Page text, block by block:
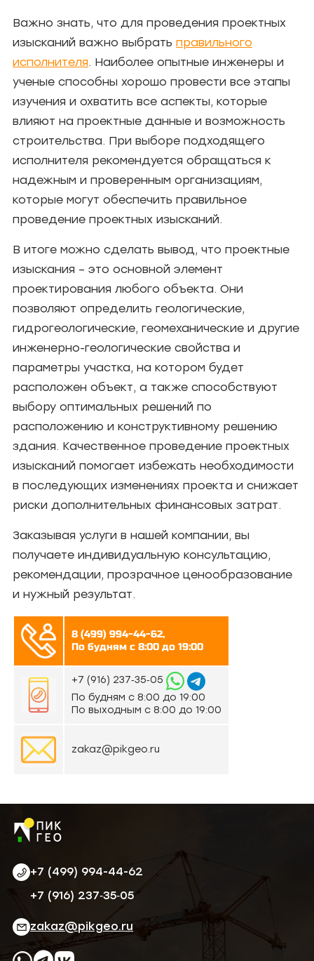
Важно знать, что для проведения проектных
изысканий важно выбрать правильного
исполнителя. Наиболее опытные инженеры и
ученые способны хорошо провести все этапы
изучения и охватить все аспекты, которые
влияют на проектные данные и возможность
строительства. При выборе подходящего
исполнителя рекомендуется обращаться к
надежным и проверенным организациям,
которые могут обеспечить правильное
проведение проектных изысканий.
В итоге можно сделать вывод, что проектные
изыскания – это основной элемент
проектирования любого объекта. Они
позволяют определить геологические,
гидрогеологические, геомеханические и другие
инженерно-геологические свойства и
параметры участка, на котором будет
расположен объект, а также способствуют
выбору оптимальных решений по
расположению и конструктивному решению
здания. Качественное проведение проектных
изысканий помогает избежать необходимости
в последующих изменениях проекта и снижает
риски дополнительных финансовых затрат.
Заказывая услуги в нашей компании, вы
получаете индивидуальную консультацию,
рекомендации, прозрачное ценообразование
и нужный результат.
8 (499) 994-44-62,
По будням с 8:00 до 19:00
‪+7 (916) 237‑35‑05‬
По будням с 8:00 до 19:00
По выходным с 8:00 до 19:00
zakaz@pikgeo.ru
+7 (499) 994-44-62
‪+7 (916) 237‑35‑05‬
zakaz@pikgeo.ru